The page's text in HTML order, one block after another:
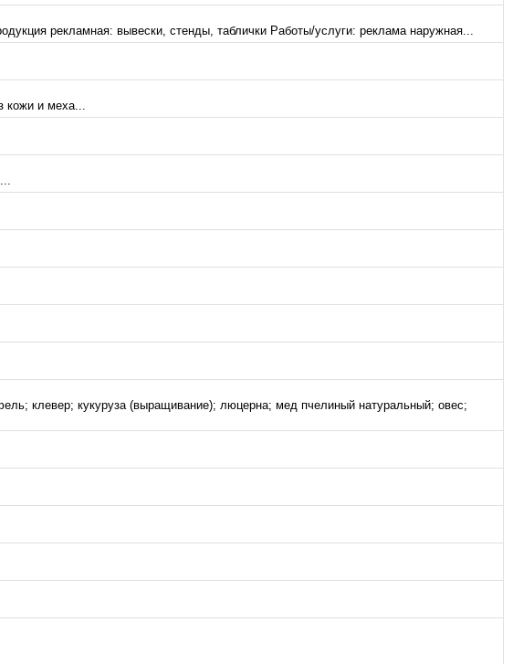
рекламная: вывески, стенды, таблички Работы/услуги: реклама наружная...
кожи и меха...
клевер; кукуруза (выращивание); люцерна; мед пчелиный натуральный; овес;